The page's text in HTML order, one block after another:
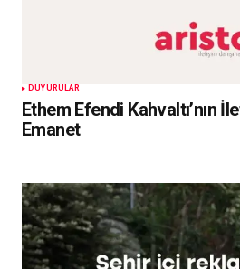
DUYURULAR
Ethem Efendi Kahvaltı’nın
Emanet